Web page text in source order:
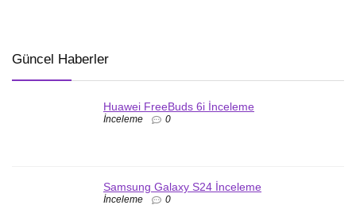
Güncel Haberler
Huawei FreeBuds 6i İnceleme
İnceleme 0
Samsung Galaxy S24 İnceleme
İnceleme 0